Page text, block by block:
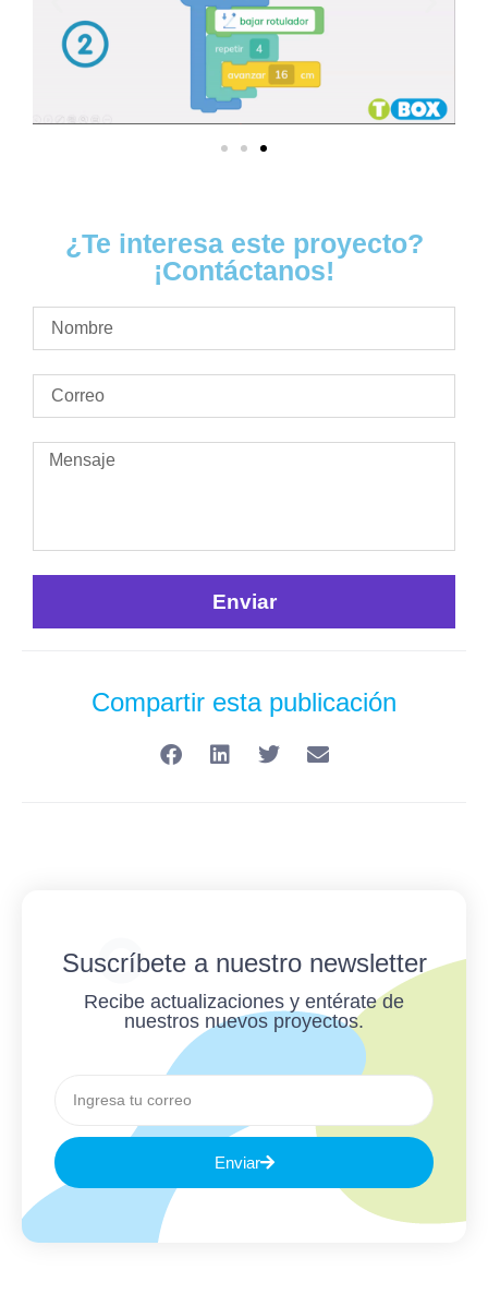
¿Te interesa este proyecto?
¡Contáctanos!
Enviar
Compartir esta publicación
Suscríbete a nuestro newsletter
Recibe actualizaciones y entérate de
nuestros nuevos proyectos.
Enviar